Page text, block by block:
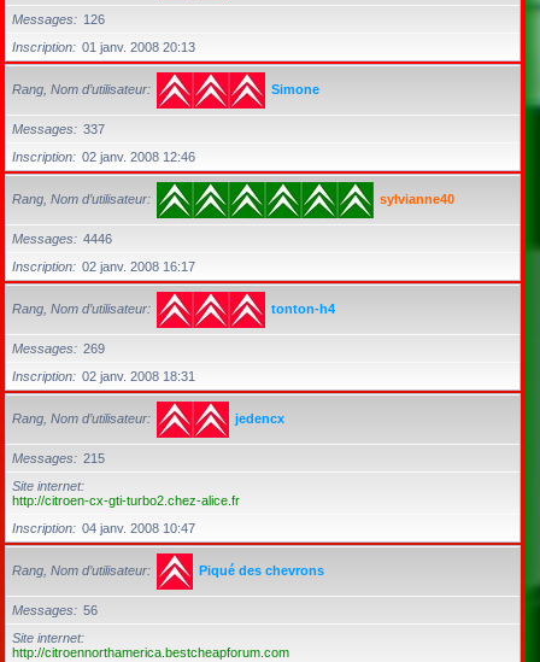
Messages
126
Inscription
01 janv. 2008 20:13
Rang, Nom d’utilisateur Simone
Messages
337
Inscription
02 janv. 2008 12:46
Rang, Nom d’utilisateur sylvianne40
Messages
4446
Inscription
02 janv. 2008 16:17
Rang, Nom d’utilisateur tonton-h4
Messages
269
Inscription
02 janv. 2008 18:31
Rang, Nom d’utilisateur jedencx
Messages
215
Site internet
http://citroen-cx-gti-turbo2.chez-alice.fr
Inscription
04 janv. 2008 10:47
Rang, Nom d’utilisateur Piqué des chevrons
Messages
56
Site internet
http://citroennorthamerica.bestcheapforum.com